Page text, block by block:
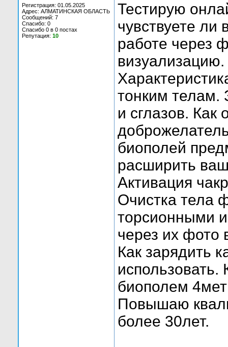
Регистрация: 01.05.2025
Адрес: АЛМАТИНСКАЯ ОБЛАСТЬ
Сообщений: 7
Спасибо: 0
Спасибо 0 в 0 постах
Репутация: 10
Тестирую
чувствуете
работе через
тонким телам.
и сглазов. Как
биополей
расширить
Активация
Очистка тела
торсионными
через их фото
Как зарядить
использовать.
биополем
Повышаю
более 30лет.